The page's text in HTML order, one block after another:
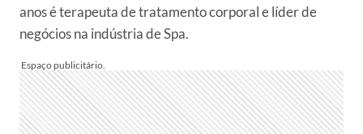
anos é terapeuta de tratamento corporal e líder de
negócios na indústria de Spa.